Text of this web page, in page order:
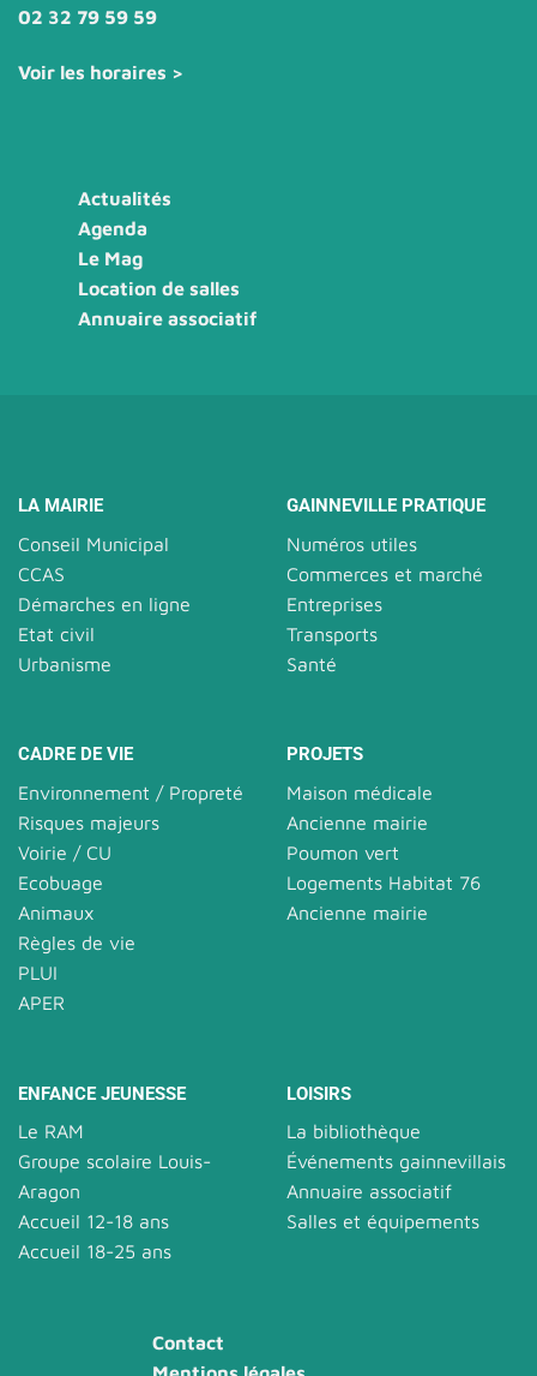
02 32 79 59 59
Voir les horaires >
Actualités
Agenda
Le Mag
Location de salles
Annuaire associatif
LA MAIRIE
Conseil Municipal
CCAS
Démarches en ligne
Etat civil
Urbanisme
GAINNEVILLE PRATIQUE
Numéros utiles
Commerces et marché
Entreprises
Transports
Santé
CADRE DE VIE
Environnement / Propreté
Risques majeurs
Voirie / CU
Ecobuage
Animaux
Règles de vie
PLUI
APER
PROJETS
Maison médicale
Ancienne mairie
Poumon vert
Logements Habitat 76
Ancienne mairie
ENFANCE JEUNESSE
Le RAM
Groupe scolaire Louis-
Aragon
Accueil 12-18 ans
Accueil 18-25 ans
LOISIRS
La bibliothèque
Événements gainnevillais
Annuaire associatif
Salles et équipements
Contact